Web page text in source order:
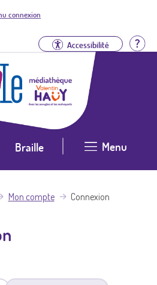
connexion
Accessibilité
Braille Menu
Mon compte Connexion